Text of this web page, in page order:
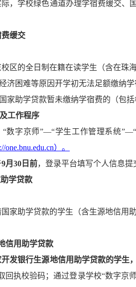
，学校绿色通道办理学宿费缓交、
费缓交
区的全日制在籍在读学生（含在珠
经济困难等原因开学初无法足额缴纳
国家助学贷款暂未缴纳学宿费的（包
工作程序
“数字京师”—“学生工作管理系统
one.bnu.edu.cn）。
9月30日前，登录平台填写个人信息
学贷款
家助学贷款的学生（含生源地信用
信用助学贷款
开发银行生源地信用助学贷款的学生
回执校验码；通过登录学校“数字